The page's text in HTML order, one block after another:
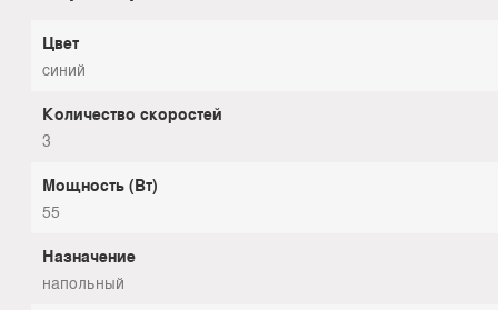
Цвет
синий
Количество скоростей
3
Мощность (Вт)
55
Назначение
напольный